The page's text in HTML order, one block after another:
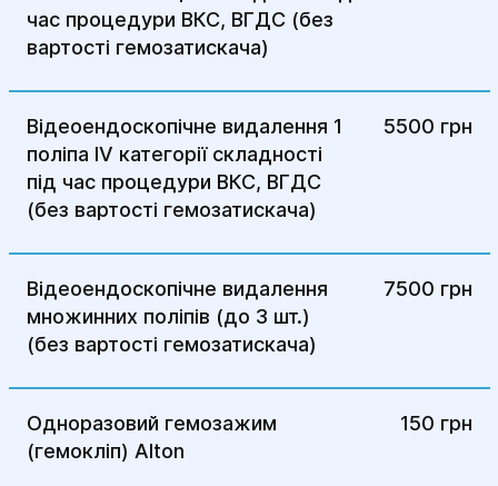
крові, чорного кольору чи змінена
консистенція (можливо через
вказувати на гастрит, виразку або інші
захворювання.
Втрата ваги без явних причин – це
захворювань шлунково-кишкового
тракту.
Постійна нудота та блювання – хронічна
нудота або блювання можуть бути
Запідозрений рак шлунка або
час процедури ВКС, ВГДС (без
вартості гемозатискача)
Відеоендоскопічне видалення 1
поліпа IV категорії складності
під час процедури ВКС, ВГДС
(без вартості гемозатискача)
5500 грн
Відеоендоскопічне видалення
множинних поліпів (до 3 шт.)
(без вартості гемозатискача)
7500 грн
Одноразовий гемозажим
(гемокліп) Alton
150 грн